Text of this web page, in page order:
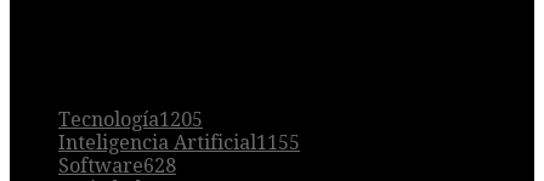
Tecnología1205
Inteligencia Artificial1155
Software628